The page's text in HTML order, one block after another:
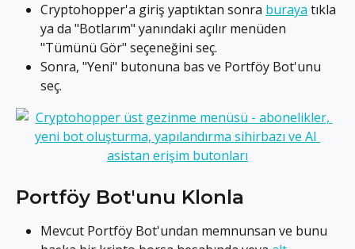
Cryptohopper'a giriş yaptıktan sonra buraya tıkla
ya da "Botlarım" yanındaki açılır menüden
"Tümünü Gör" seçeneğini seç.
Sonra, "Yeni" butonuna bas ve Portföy Bot'unu
seç.
Portföy Bot'unu Klonla
Mevcut Portföy Bot'undan memnunsan ve bunu